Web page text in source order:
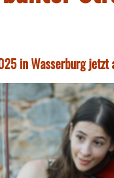
in Wasserburg jetzt